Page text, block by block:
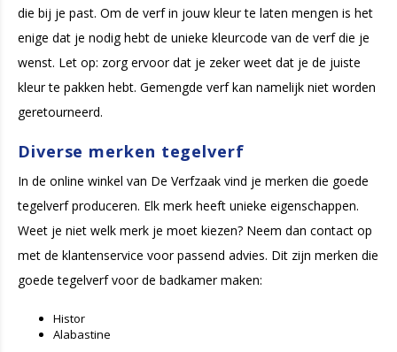
die bij je past. Om de verf in jouw kleur te laten mengen is het
enige dat je nodig hebt de unieke kleurcode van de verf die je
wenst. Let op: zorg ervoor dat je zeker weet dat je de juiste
kleur te pakken hebt. Gemengde verf kan namelijk niet worden
geretourneerd.
Diverse merken tegelverf
In de online winkel van De Verfzaak vind je merken die goede
tegelverf produceren. Elk merk heeft unieke eigenschappen.
Weet je niet welk merk je moet kiezen? Neem dan contact op
met de klantenservice voor passend advies. Dit zijn merken die
goede tegelverf voor de badkamer maken:
Histor
Alabastine